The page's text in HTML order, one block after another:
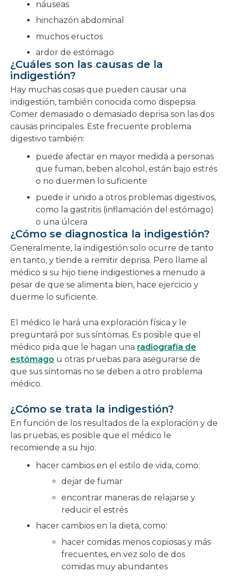
náuseas
hinchazón abdominal
muchos eructos
ardor de estómago
¿Cuáles son las causas de la
indigestión?
Hay muchas cosas que pueden causar una
indigestión, también conocida como dispepsia.
Comer demasiado o demasiado deprisa son las dos
causas principales. Este frecuente problema
digestivo también:
puede afectar en mayor medida a personas
que fuman, beben alcohol, están bajo estrés
o no duermen lo suficiente
puede ir unido a otros problemas digestivos,
como la gastritis (inflamación del estómago)
o una úlcera
¿Cómo se diagnostica la indigestión?
Generalmente, la indigestión solo ocurre de tanto
en tanto, y tiende a remitir deprisa. Pero llame al
médico si su hijo tiene indigestiones a menudo a
pesar de que se alimenta bien, hace ejercicio y
duerme lo suficiente.
El médico le hará una exploración física y le
preguntará por sus síntomas. Es posible que el
médico pida que le hagan una radiografía de
estómago u otras pruebas para asegurarse de
que sus síntomas no se deben a otro problema
médico.
¿Cómo se trata la indigestión?
En función de los resultados de la exploración y de
las pruebas, es posible que el médico le
recomiende a su hijo:
hacer cambios en el estilo de vida, como:
dejar de fumar
encontrar maneras de relajarse y
reducir el estrés
hacer cambios en la dieta, como:
hacer comidas menos copiosas y más
frecuentes, en vez solo de dos
comidas muy abundantes